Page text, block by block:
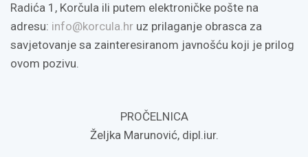
Radića 1, Korčula ili putem elektroničke pošte na
adresu: info@korcula.hr uz prilaganje obrasca za
savjetovanje sa zainteresiranom javnošću koji je prilog
ovom pozivu.
PROČELNICA
Željka Marunović, dipl.iur.